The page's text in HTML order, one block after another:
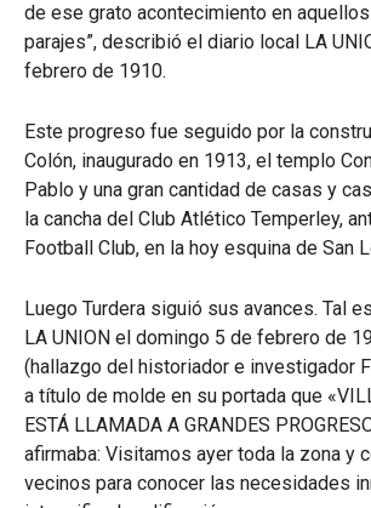
de ese grato acontecimiento en
parajes”, describió el diario local LA
febrero de 1910.
Este progreso fue seguido por la
Colón, inaugurado en 1913, el templo
Pablo y una gran cantidad de casas y
la cancha del Club Atlético Temperley,
Football Club, en la hoy esquina de San
Luego Turdera siguió sus avances. Tal
LA UNION el domingo 5 de febrero de
(hallazgo del historiador e investigador
a título de molde en su portada que
ESTÁ LLAMADA A GRANDES
afirmaba: Visitamos ayer toda la zona y
vecinos para conocer las necesidades